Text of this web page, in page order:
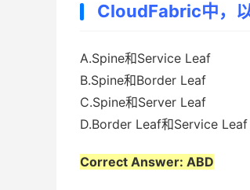
CloudFabric中，
A.Spine和Service Leaf
B.Spine和Border Leaf
C.Spine和Server Leaf
D.Border Leaf和Service Leaf
Correct Answer: ABD